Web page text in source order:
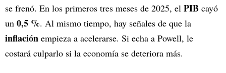
se frenó. En los primeros tres meses de 2025, el PIB cayó
un 0,5 %. Al mismo tiempo, hay señales de que la
inflación empieza a acelerarse. Si echa a Powell, le
costará culparlo si la economía se deteriora más.